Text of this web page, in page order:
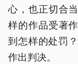
心，也正切合
样的作品受著
到怎样的处罚
作出判决。